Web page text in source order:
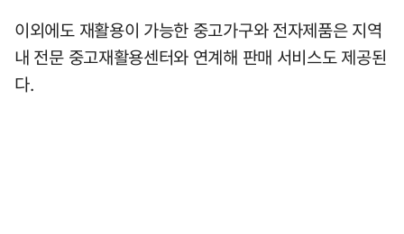
이외에도 재활용이 가능한 중고가구와 전자제품은 지역
내 전문 중고재활용센터와 연계해 판매 서비스도 제공된
다.